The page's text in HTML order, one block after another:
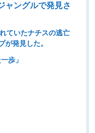
ングルで発見さ
ていたナチスの逃亡
が発見した。
歩」